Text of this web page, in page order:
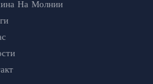
На Молнии